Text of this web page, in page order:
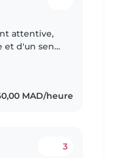
attentive,
et d'un sens
MAD/heure
3